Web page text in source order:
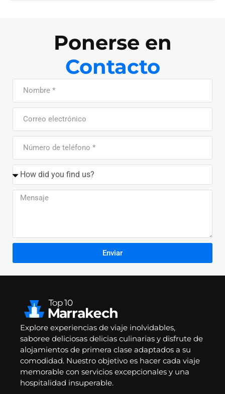
Ponerse en
Contacto
Enviar
Explore experiencias de viaje inolvidables,
saboree deliciosas delicias culinarias y disfrute de
alojamientos de primera clase adaptados a su
comodidad. Nuestro objetivo es hacer cada viaje
memorable con servicios excepcionales y una
hospitalidad insuperable.